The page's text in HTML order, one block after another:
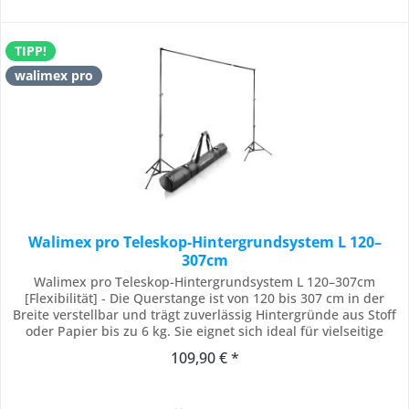
TIPP!
walimex pro
Walimex pro Teleskop-Hintergrundsystem L 120–
307cm
Walimex pro Teleskop-Hintergrundsystem L 120–307cm
[Flexibilität] - Die Querstange ist von 120 bis 307 cm in der
Breite verstellbar und trägt zuverlässig Hintergründe aus Stoff
oder Papier bis zu 6 kg. Sie eignet sich ideal für vielseitige
unterschiedliche Aufnahmebedürfnisse [Kompatibilität] - Das
109,90 € *